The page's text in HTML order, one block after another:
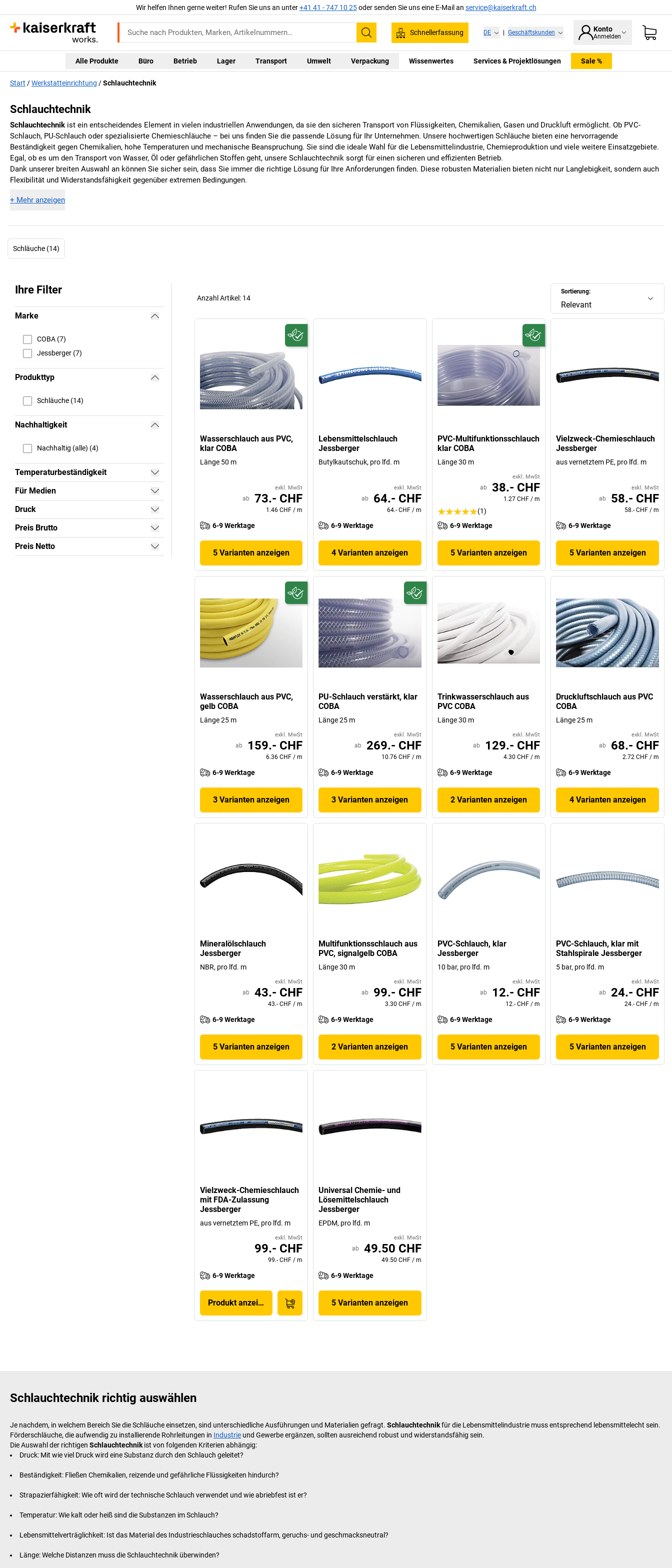
Wir helfen Ihnen gerne weiter! Rufen Sie uns an unter+41 41 - 747 10 25oder senden Sie uns eine E-Mail an service@kaiserkraft.ch
Suchen
Schnellerfassung DE Geschäftskunden Konto
Anmelden
Alle Produkte Büro Betrieb Lager Transport Umwelt Verpackung Wissenwertes Services & Projektlösungen Sale %
Start Werkstatteinrichtung Schlauchtechnik
Schlauchtechnik
Schlauchtechnik ist ein entscheidendes Element in vielen industriellen Anwendungen, da sie den sicheren Transport von Flüssigkeiten, Chemikalien, Gasen und Druckluft ermöglicht. Ob PVC-
Schlauch, PU-Schlauch oder spezialisierte Chemieschläuche – bei uns finden Sie die passende Lösung für Ihr Unternehmen. Unsere hochwertigen Schläuche bieten eine hervorragende
Beständigkeit gegen Chemikalien, hohe Temperaturen und mechanische Beanspruchung. Sie sind die ideale Wahl für die Lebensmittelindustrie, Chemieproduktion und viele weitere Einsatzgebiete.
Egal, ob es um den Transport von Wasser, Öl oder gefährlichen Stoffen geht, unsere Schlauchtechnik sorgt für einen sicheren und effizienten Betrieb.
Dank unserer breiten Auswahl an können Sie sicher sein, dass Sie immer die richtige Lösung für Ihre Anforderungen finden. Diese robusten Materialien bieten nicht nur Langlebigkeit, sondern auch
Flexibilität und Widerstandsfähigkeit gegenüber extremen Bedingungen.
+ Mehr anzeigen
Schläuche (14)
Ihre Filter
Marke
COBA (7)
Jessberger (7)
Produkttyp
Schläuche (14)
Nachhaltigkeit
Nachhaltig (alle) (4)
Temperaturbeständigkeit
Für Medien
Druck
Preis Brutto
Preis Netto
Sortierung:
Relevant
Anzahl Artikel: 14
Wasserschlauch aus PVC,
klar COBA
Länge 50 m
exkl. MwSt
ab 73.- CHF
1.46 CHF /m
6-9 Werktage
5 Varianten anzeigen
Lebensmittelschlauch
Jessberger
Butylkautschuk, pro lfd. m
exkl. MwSt
ab 64.- CHF
64.- CHF / m
6-9 Werktage
4 Varianten anzeigen
PVC-Multifunktionsschlauch
klar COBA
Länge 30 m
exkl. MwSt
ab 38.- CHF
1.27 CHF /m
(1)
6-9 Werktage
5 Varianten anzeigen
Vielzweck-Chemieschlauch
Jessberger
aus vernetztem PE, pro lfd. m
exkl. MwSt
ab 58.- CHF
58.- CHF / m
6-9 Werktage
5 Varianten anzeigen
Wasserschlauch aus PVC,
gelb COBA
Länge 25 m
exkl. MwSt
ab 159.- CHF
6.36 CHF /m
6-9 Werktage
3 Varianten anzeigen
PU-Schlauch verstärkt, klar
COBA
Länge 25 m
exkl. MwSt
ab 269.- CHF
10.76 CHF / m
6-9 Werktage
3 Varianten anzeigen
Trinkwasserschlauch aus
PVC COBA
Länge 30 m
exkl. MwSt
ab 129.- CHF
4.30 CHF /m
6-9 Werktage
2 Varianten anzeigen
Druckluftschlauch aus PVC
COBA
Länge 25 m
exkl. MwSt
ab 68.- CHF
2.72 CHF / m
6-9 Werktage
4 Varianten anzeigen
Mineralölschlauch
Jessberger
NBR, pro lfd. m
exkl. MwSt
ab 43.- CHF
43.- CHF /m
6-9 Werktage
5 Varianten anzeigen
Multifunktionsschlauch aus
PVC, signalgelb COBA
Länge 30 m
exkl. MwSt
ab 99.- CHF
3.30 CHF / m
6-9 Werktage
2 Varianten anzeigen
PVC-Schlauch, klar
Jessberger
10 bar, pro lfd. m
exkl. MwSt
ab 12.- CHF
12.- CHF /m
6-9 Werktage
5 Varianten anzeigen
PVC-Schlauch, klar mit
Stahlspirale Jessberger
5 bar, pro lfd. m
exkl. MwSt
ab 24.- CHF
24.- CHF / m
6-9 Werktage
5 Varianten anzeigen
Vielzweck-Chemieschlauch
mit FDA-Zulassung
Jessberger
aus vernetztem PE, pro lfd. m
exkl. MwSt
99.- CHF
99.- CHF /m
6-9 Werktage
Produkt anzeigen
Universal Chemie- und
Lösemittelschlauch
Jessberger
EPDM, pro lfd. m
exkl. MwSt
ab 49.50 CHF
49.50 CHF / m
6-9 Werktage
5 Varianten anzeigen
Schlauchtechnik richtig auswählen
Je nachdem, in welchem Bereich Sie die Schläuche einsetzen, sind unterschiedliche Ausführungen und Materialien gefragt. Schlauchtechnikfür die Lebensmittelindustrie muss entsprechend lebensmittelecht sein.
Förderschläuche, die aufwendig zu installierende Rohrleitungen in Industrie und Gewerbe ergänzen, sollten ausreichend robust und widerstandsfähig sein.
Die Auswahl der richtigen Schlauchtechnikist von folgenden Kriterien abhängig:
Druck: Mit wie viel Druck wird eine Substanz durch den Schlauch geleitet?
Beständigkeit: Fließen Chemikalien, reizende und gefährliche Flüssigkeiten hindurch?
Strapazierfähigkeit: Wie oft wird der technische Schlauch verwendet und wie abriebfest ist er?
Temperatur: Wie kalt oder heiß sind die Substanzen im Schlauch?
Lebensmittelverträglichkeit: Ist das Material des Industrieschlauches schadstoffarm, geruchs- und geschmacksneutral?
Länge: Welche Distanzen muss die Schlauchtechnik überwinden?